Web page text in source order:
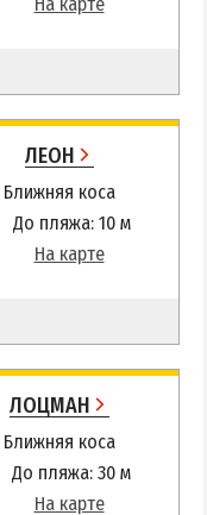
ЛЕОН
Ближняя коса
До пляжа: 10 м
На карте
ЛОЦМАН
Ближняя коса
До пляжа: 30 м
На карте